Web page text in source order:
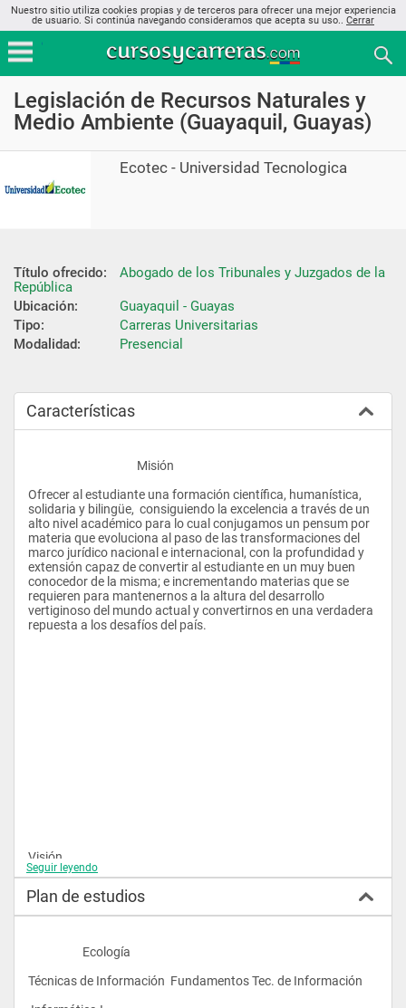
Nuestro sitio utiliza cookies propias y de terceros para ofrecer una mejor experiencia
de usuario. Si continúa navegando consideramos que acepta su uso.. Cerrar
Legislación de Recursos Naturales y
Medio Ambiente (Guayaquil, Guayas)
Ecotec - Universidad Tecnologica
Título ofrecido:
Abogado de los Tribunales y Juzgados de la
República
Ubicación:
Guayaquil - Guayas
Tipo:
Carreras Universitarias
Modalidad:
Presencial
Características
					Misión
Ofrecer al estudiante una formación científica, humanística,
solidaria y bilingüe,  consiguiendo la excelencia a través de un
alto nivel académico para lo cual conjugamos un pensum por
materia que evoluciona al paso de las transformaciones del
marco jurídico nacional e internacional, con la profundidad y
extensión capaz de convertir al estudiante en un muy buen
conocedor de la misma; e incrementando materias que se
requieren para mantenernos a la altura del desarrollo
vertiginoso del mundo actual y convertirnos en una verdadera
repuesta a los desafíos del país.
Visión
más éticos y capaces del entorno y profundamente
comprometidos en la defensa del medio ambiente.
Seguir leyendo
Plan de estudios
                    Ecología
Técnicas de Información  Fundamentos Tec. de Información